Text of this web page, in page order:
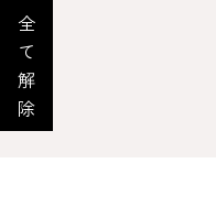
全
て
解
除